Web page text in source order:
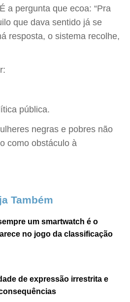
a pergunta que ecoa: “Pra
que dava sentido já se
resposta, o sistema recolhe,
pública.
negras e pobres não
como obstáculo à
Também
um smartwatch é o
no jogo da classificação
de expressão irrestrita e